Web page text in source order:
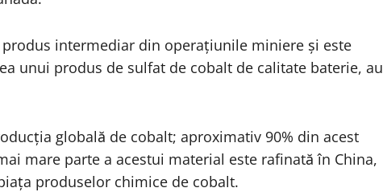
intermediar din operațiunile miniere și este
unui produs de sulfat de cobalt de calitate baterie, au
globală de cobalt; aproximativ 90% din acest
mare parte a acestui material este rafinată în China,
produselor chimice de cobalt.